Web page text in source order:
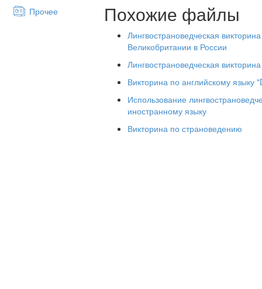
Прочее Похожие файлы
Лингвострановедческая
Великобритании в России
Лингвострановедческая
Викторина по английскому языку
Использование
иностранному языку
Викторина по страноведению